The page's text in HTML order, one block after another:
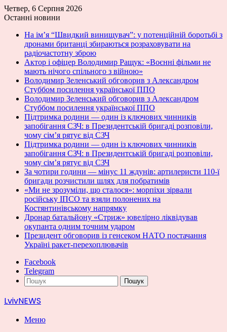
Четвер, 6 Серпня 2026
Останні новини
На ім’я “Швидкий винищувач”: у потенційній боротьбі з
дронами британці збираються розраховувати на
радіочастотну зброю
Актор і офіцер Володимир Ращук: «Воєнні фільми не
мають нічого спільного з війною»
Володимир Зеленський обговорив з Александром
Стуббом посилення української ППО
Володимир Зеленський обговорив з Александром
Стуббом посилення української ППО
Підтримка родини — один із ключових чинників
запобігання СЗЧ: в Президентській бригаді розповіли,
чому сім’я рятує від СЗЧ
Підтримка родини — один із ключових чинників
запобігання СЗЧ: в Президентській бригаді розповіли,
чому сім’я рятує від СЗЧ
За чотири години — мінус 11 ждунів: артилеристи 110-ї
бригади розчистили шлях для побратимів
«Ми не зрозуміли, що сталося»: морпіхи зірвали
російську ІПСО та взяли полонених на
Костянтинівському напрямку
Дронар батальйону «Стриж» ювелірно ліквідував
окупанта одним точним ударом
Президент обговорив із генсеком НАТО постачання
Україні ракет-перехоплювачів
Facebook
Telegram
Пошук
LvivNEWS
Меню